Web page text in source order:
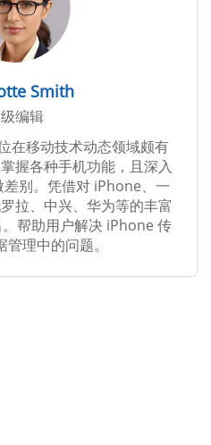
Smith
编辑
在移动技术动态领域颇有
握各种手机功能，且深入
别。凭借对 iPhone、一
拉、中兴、华为等的丰富
帮助用户解决 iPhone 传
理中的问题。